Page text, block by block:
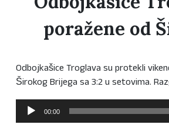
poražene od
Odbojkašice Troglava su protekli
Širokog Brijega sa 3:2 u setovima.
Reproduktor
audiozapisa
00:00